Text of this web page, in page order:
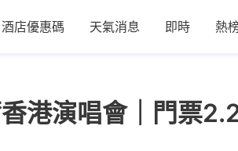
酒店優惠碼 天氣消息 即時 熱
港演唱會｜門票